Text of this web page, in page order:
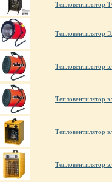
Тепловентилятор
Тепловентилятор
Тепловентилятор
Тепловентилятор
Тепловентилятор
Тепловентилятор